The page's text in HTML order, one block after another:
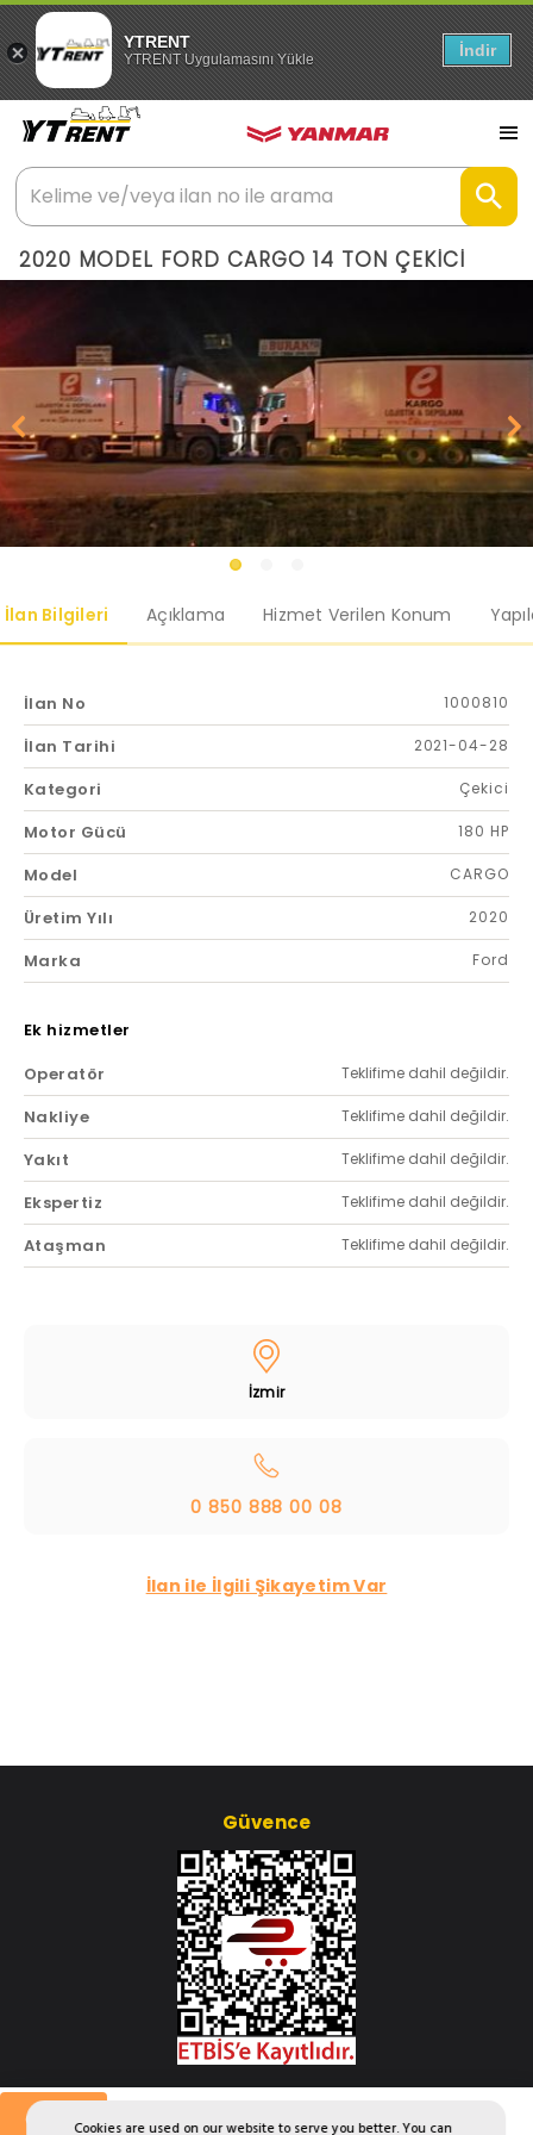
YTRENT
YTRENT Uygulamasını Yükle İndir
Cookies are used on our website to serve you better. You can
2020 MODEL FORD CARGO 14 TON ÇEKİCİ
İlan Bilgileri Açıklama Hizmet Verilen Konum
İlan No 1000810
İlan Tarihi 2021-04-28
Kategori Çekici
Motor Gücü 180 HP
Model CARGO
Üretim Yılı 2020
Marka Ford
Ek hizmetler
Operatör
Teklifime dahil değildir.
Nakliye Teklifime dahil değildir.
Yakıt Teklifime dahil değildir.
Ekspertiz Teklifime dahil değildir.
Ataşman Teklifime dahil değildir.
İzmir
0 850 888 00 08
İlan ile İlgili Şikayetim Var
Günlük
Güvence